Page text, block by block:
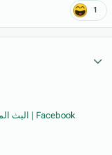
1
البث المباشر لبطولة العالم لألعاب... - بيت الرياضة المغربية | Facebook